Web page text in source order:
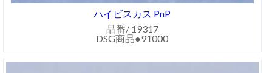
ハイビスカス PnP
品番/ 19317
DSG商品●91000